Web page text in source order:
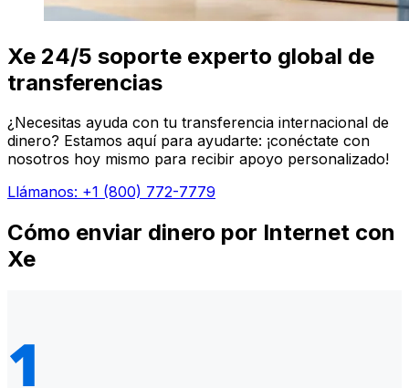
Xe 24/5 soporte experto global de
transferencias
¿Necesitas ayuda con tu transferencia internacional de
dinero? Estamos aquí para ayudarte: ¡conéctate con
nosotros hoy mismo para recibir apoyo personalizado!
Llámanos: +1 (800) 772-7779
Cómo enviar dinero por Internet con
Xe